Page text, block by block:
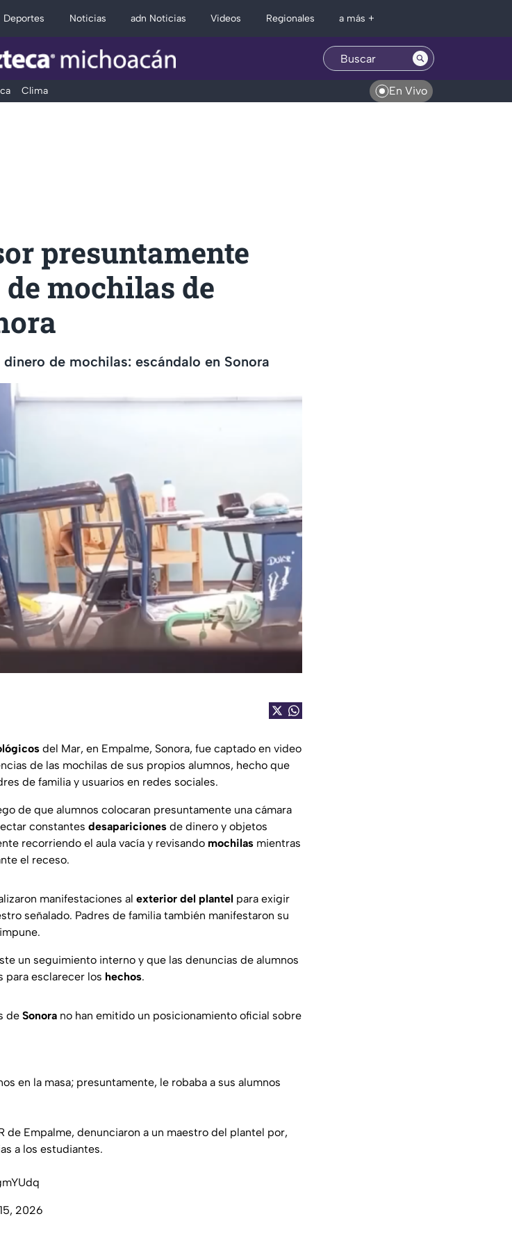
Deportes Noticias adn Noticias Videos Regionales a más +
Clima En Vivo
presuntamente
mochilas de
de mochilas: escándalo en Sonora
del Mar, en Empalme, Sonora, fue captado en video
de las mochilas de sus propios alumnos, hecho que
de familia y usuarios en redes sociales.
de que alumnos colocaran presuntamente una cámara
constantes desapariciones de dinero y objetos
recorriendo el aula vacía y revisando mochilas mientras
el receso.
manifestaciones al exterior del plantel para exigir
señalado. Padres de familia también manifestaron su
un seguimiento interno y que las denuncias de alumnos
para esclarecer los hechos.
de Sonora no han emitido un posicionamiento oficial sobre
en la masa; presuntamente, le robaba a sus alumnos
de Empalme, denunciaron a un maestro del plantel por,
a los estudiantes.
2026